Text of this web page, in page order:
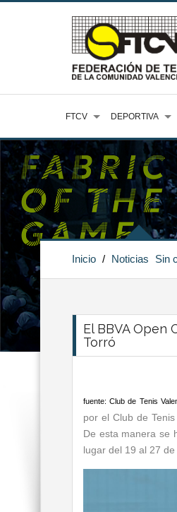
FTCV DEPORTIVA
Inicio / Noticias Sin
El BBVA Open
Torró
fuente: Club de Tenis
por el Club de
De esta manera se
lugar del 19 al 27 de